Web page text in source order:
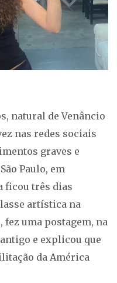
natural de Venâncio
nas redes sociais
graves e
Paulo, em
ficou três dias
artística na
fez uma postagem, na
e explicou que
da América